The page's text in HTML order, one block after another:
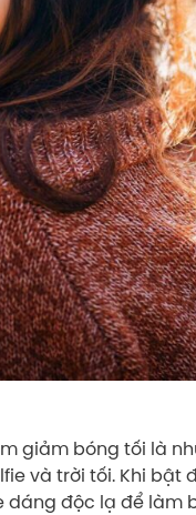
giảm bóng tối là
và trời tối. Khi bật
dáng độc lạ để làm